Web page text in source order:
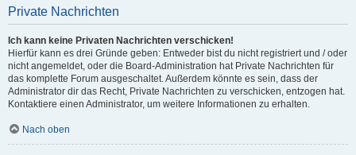
Private Nachrichten
Ich kann keine Privaten Nachrichten verschicken!
Hierfür kann es drei Gründe geben: Entweder bist du nicht registriert und / oder
nicht angemeldet, oder die Board-Administration hat Private Nachrichten für
das komplette Forum ausgeschaltet. Außerdem könnte es sein, dass der
Administrator dir das Recht, Private Nachrichten zu verschicken, entzogen hat.
Kontaktiere einen Administrator, um weitere Informationen zu erhalten.
Nach oben